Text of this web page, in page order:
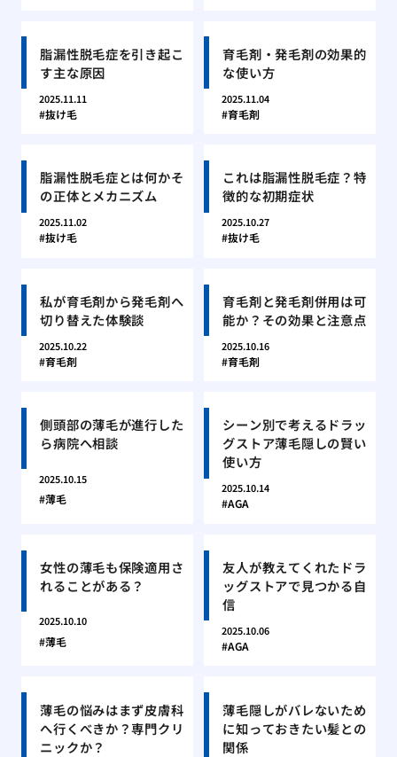
脂漏性脱毛症を引き起こ
す主な原因
2025.11.11
抜け毛
育毛剤・発毛剤の効果的
な使い方
2025.11.04
育毛剤
脂漏性脱毛症とは何かそ
の正体とメカニズム
2025.11.02
抜け毛
これは脂漏性脱毛症？特
徴的な初期症状
2025.10.27
抜け毛
私が育毛剤から発毛剤へ
切り替えた体験談
2025.10.22
育毛剤
育毛剤と発毛剤併用は可
能か？その効果と注意点
2025.10.16
育毛剤
側頭部の薄毛が進行した
ら病院へ相談
2025.10.15
薄毛
シーン別で考えるドラッ
グストア薄毛隠しの賢い
使い方
2025.10.14
AGA
女性の薄毛も保険適用さ
れることがある？
2025.10.10
薄毛
友人が教えてくれたドラ
ッグストアで見つかる自
信
2025.10.06
AGA
薄毛の悩みはまず皮膚科
へ行くべきか？専門クリ
ニックか？
薄毛隠しがバレないため
に知っておきたい髪との
関係